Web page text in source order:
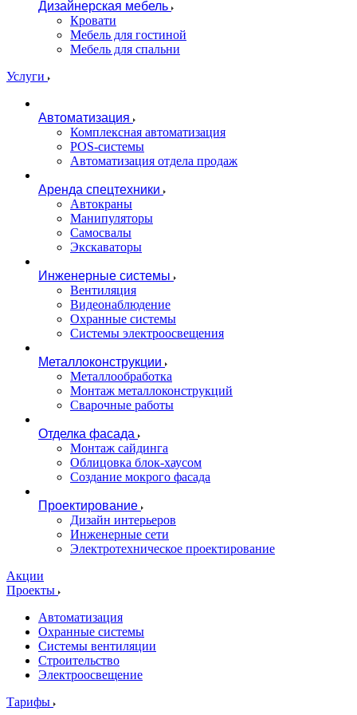
Дизайнерская мебель
Кровати
Мебель для гостиной
Мебель для спальни
Услуги
Автоматизация
Комплексная автоматизация
POS-системы
Автоматизация отдела продаж
Аренда спецтехники
Автокраны
Манипуляторы
Самосвалы
Экскаваторы
Инженерные системы
Вентиляция
Видеонаблюдение
Охранные системы
Системы электроосвещения
Металлоконструкции
Металлообработка
Монтаж металлоконструкций
Сварочные работы
Отделка фасада
Монтаж сайдинга
Облицовка блок-хаусом
Создание мокрого фасада
Проектирование
Дизайн интерьеров
Инженерные сети
Электротехническое проектирование
Акции
Проекты
Автоматизация
Охранные системы
Системы вентиляции
Строительство
Электроосвещение
Тарифы